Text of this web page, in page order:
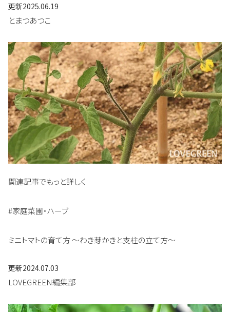
更新2025.06.19
とまつあつこ
関連記事でもっと詳しく
#家庭菜園・ハーブ
ミニトマトの育て方 〜わき芽かきと支柱の立て方〜
更新2024.07.03
LOVEGREEN編集部